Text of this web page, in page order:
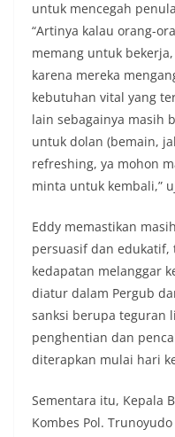
untuk mencegah
“Artinya kalau orang-
memang untuk
karena mereka
kebutuhan vital yang
lain sebagainya masih
untuk dolan (bemain,
refreshing, ya mohon
minta untuk kembali,”
Eddy memastikan
persuasif dan edukatif,
kedapatan melanggar
diatur dalam Pergub
sanksi berupa teguran
penghentian dan
diterapkan mulai hari
Sementara itu, Kepala
Kombes Pol.